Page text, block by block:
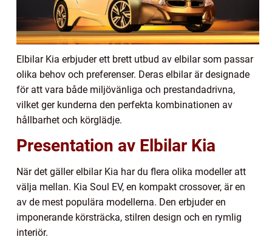
Elbilar Kia erbjuder ett brett utbud av elbilar som passar
olika behov och preferenser. Deras elbilar är designade
för att vara både miljövänliga och prestandadrivna,
vilket ger kunderna den perfekta kombinationen av
hållbarhet och körglädje.
Presentation av Elbilar Kia
När det gäller elbilar Kia har du flera olika modeller att
välja mellan. Kia Soul EV, en kompakt crossover, är en
av de mest populära modellerna. Den erbjuder en
imponerande körsträcka, stilren design och en rymlig
interiör.